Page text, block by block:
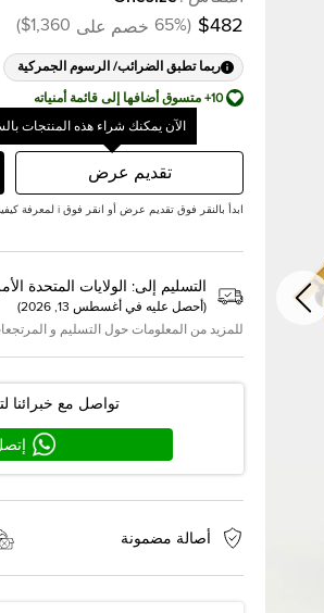
$482
(
65% خصم على $1,360
)
ربما تطبق الضرائب/ الرسوم الجمركية
10+ متسوق أضافها إلى قائمة أمنياته
الآن يمكنك شراء هذه المنتجات
تقديم عرض
ابدأ بالنقر فوق تقديم عرض أو انقر فوق i لمعرفة كيفية عمله
التسليم إلى: الولايات المتحدة
( أحصل عليه في أغسطس 13, 2026
)
للمزيد من المعلومات حول التسليم و
تواصل مع خبرائنا
أصالة مضمونة